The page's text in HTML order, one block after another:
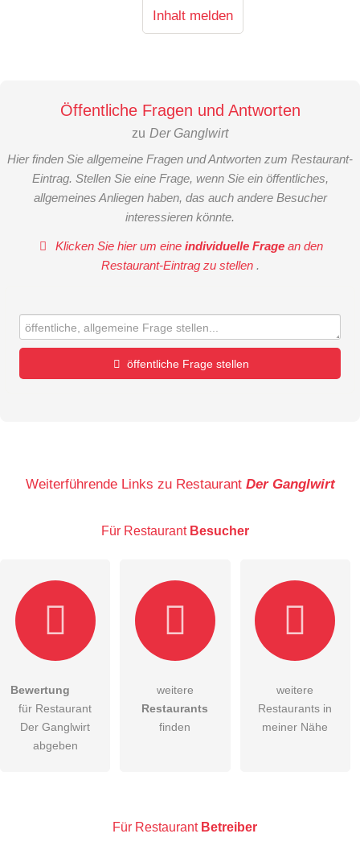
Inhalt melden
Öffentliche Fragen und Antworten
zu Der Ganglwirt
Hier finden Sie allgemeine Fragen und Antworten zum Restaurant-
Eintrag. Stellen Sie eine Frage, wenn Sie ein öffentliches,
allgemeines Anliegen haben, das auch andere Besucher
interessieren könnte.
Klicken Sie hier um eineindividuelle Frage an den
Restaurant-Eintrag zu stellen .
öffentliche Frage stellen
E-Mail-Adresse (wird nicht veröffentlicht)
Hiermit akzeptiere ich dieAGB
DieDatenschutzerklärung habe ich zur Kenntnis genommen.
Besucher sichtbar.
Weiterführende Links zu Restaurant Der Ganglwirt
Für Restaurant Besucher
Bewertung
für Restaurant
Der Ganglwirt
abgeben
weitere
Restaurants
finden
weitere
Restaurants in
meiner Nähe
Für Restaurant Betreiber